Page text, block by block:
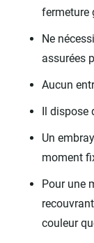
fermeture
Ne
assurées
Aucun
Il dispose
Un
moment
Pour une
couleur